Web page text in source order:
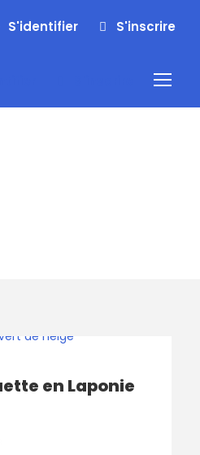
S'identifier S'inscrire
en Laponie